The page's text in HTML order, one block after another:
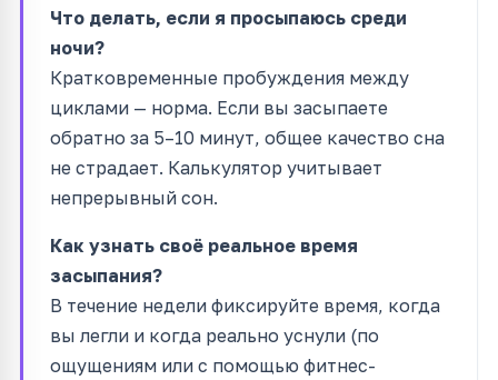
Что делать, если я просыпаюсь среди
ночи?
Кратковременные пробуждения между
циклами — норма. Если вы засыпаете
обратно за 5–10 минут, общее качество сна
не страдает. Калькулятор учитывает
непрерывный сон.
Как узнать своё реальное время
засыпания?
В течение недели фиксируйте время, когда
вы легли и когда реально уснули (по
ощущениям или с помощью фитнес-